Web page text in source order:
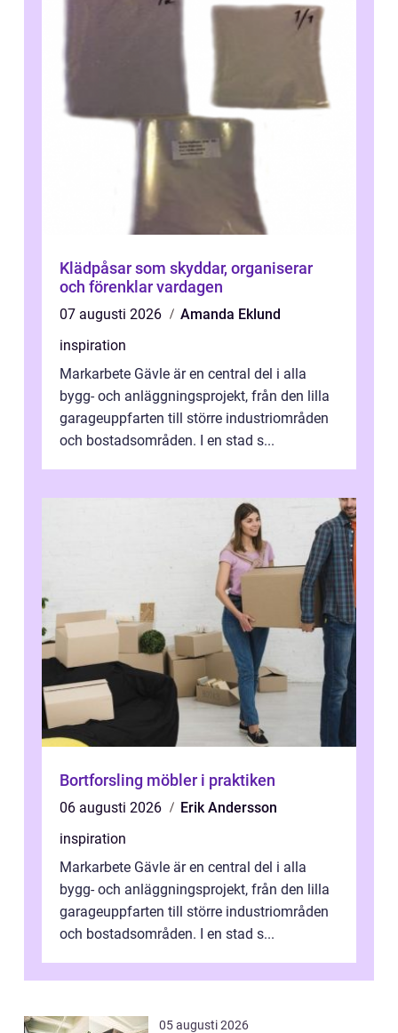
Klädpåsar som skyddar, organiserar
och förenklar vardagen
07 augusti 2026
Amanda Eklund
inspiration
Markarbete Gävle är en central del i alla
bygg- och anläggningsprojekt, från den lilla
garageuppfarten till större industriområden
och bostadsområden. I en stad s...
Bortforsling möbler i praktiken
06 augusti 2026
Erik Andersson
inspiration
Markarbete Gävle är en central del i alla
bygg- och anläggningsprojekt, från den lilla
garageuppfarten till större industriområden
och bostadsområden. I en stad s...
05 augusti 2026